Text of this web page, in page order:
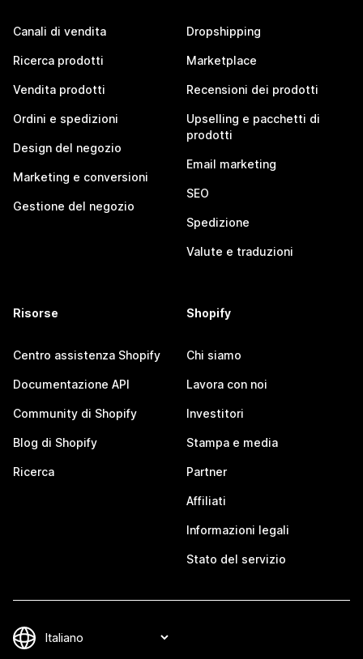
Canali di vendita
Ricerca prodotti
Vendita prodotti
Ordini e spedizioni
Design del negozio
Marketing e conversioni
Gestione del negozio
Dropshipping
Marketplace
Recensioni dei prodotti
Upselling e pacchetti di
prodotti
Email marketing
SEO
Spedizione
Valute e traduzioni
Risorse
Centro assistenza Shopify
Documentazione API
Community di Shopify
Blog di Shopify
Ricerca
Shopify
Chi siamo
Lavora con noi
Investitori
Stampa e media
Partner
Affiliati
Informazioni legali
Stato del servizio